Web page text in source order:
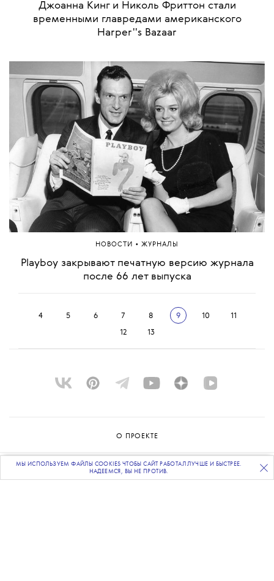
ПОДПИСЫВАЙТЕСЬНА НАШУ ВЕЧЕРНЮЮ РАССЫЛКУ
Джоанна Кинг и Николь Фриттон стали
временными главредами американского
Harper''s Bazaar
НОВОСТИ • ЖУРНАЛЫ
Playboy закрывают печатную версию журнала
после 66 лет выпуска
4 5 6 7 8 9 10 11
12 13
О ПРОЕКТЕ
КОМАНДА
BLUE LAB
МЫ ИСПОЛЬЗУЕМ ФАЙЛЫ COOKIES ЧТОБЫ САЙТ РАБОТАЛ ЛУЧШЕ И БЫСТРЕЕ.
НАДЕЕМСЯ, ВЫ НЕ ПРОТИВ.